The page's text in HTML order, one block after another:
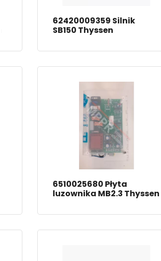
62420009359 Silnik
SB150 Thyssen
6510025680 Płyta
luzownika MB2.3 Thyssen